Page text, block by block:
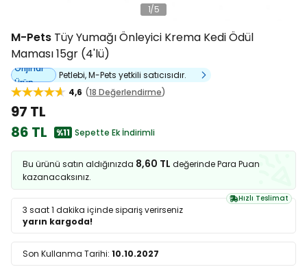
1/5
M-Pets Tüy Yumağı Önleyici Krema Kedi Ödül
Maması 15gr (4'lü)
Orijinal
Ürün
Petlebi, M-Pets yetkili satıcısıdır.
4,6
18 Değerlendirme
97 TL
86 TL
%11 Sepette Ek İndirimli
Bu ürünü satın aldığınızda 8,60 TL değerinde Para Puan
kazanacaksınız.
Hızlı Teslimat
3 saat 1 dakika içinde sipariş verirseniz
yarın kargoda!
Son Kullanma Tarihi: 10.10.2027